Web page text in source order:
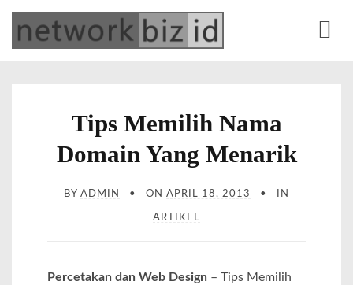
network.biz.id
Web Development | Office Equipment | Online Marketing | Alat Tulis Kantor |
Percetakan
Tips Memilih Nama
Domain Yang Menarik
BY ADMIN ON APRIL 18, 2013 IN
ARTIKEL
Percetakan dan Web Design – Tips Memilih